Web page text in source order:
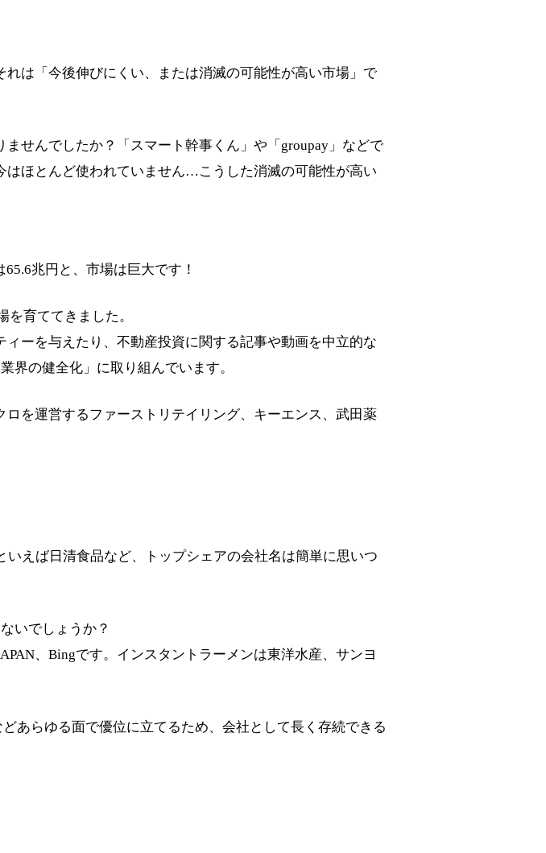
は「今後伸びにくい、または消滅の可能性が高い市場」で
せんでしたか？「スマート幹事くん」や「groupay」などで
ほとんど使われていません…こうした消滅の可能性が高い
兆円と、市場は巨大です！
育ててきました。
ーを与えたり、不動産投資に関する記事や動画を中立的な
界の健全化」に取り組んでいます。
を運営するファーストリテイリング、キーエンス、武田薬
えば日清食品など、トップシェアの会社名は簡単に思いつ
いでしょうか？
、Bingです。インスタントラーメンは東洋水産、サンヨ
あらゆる面で優位に立てるため、会社として長く存続できる